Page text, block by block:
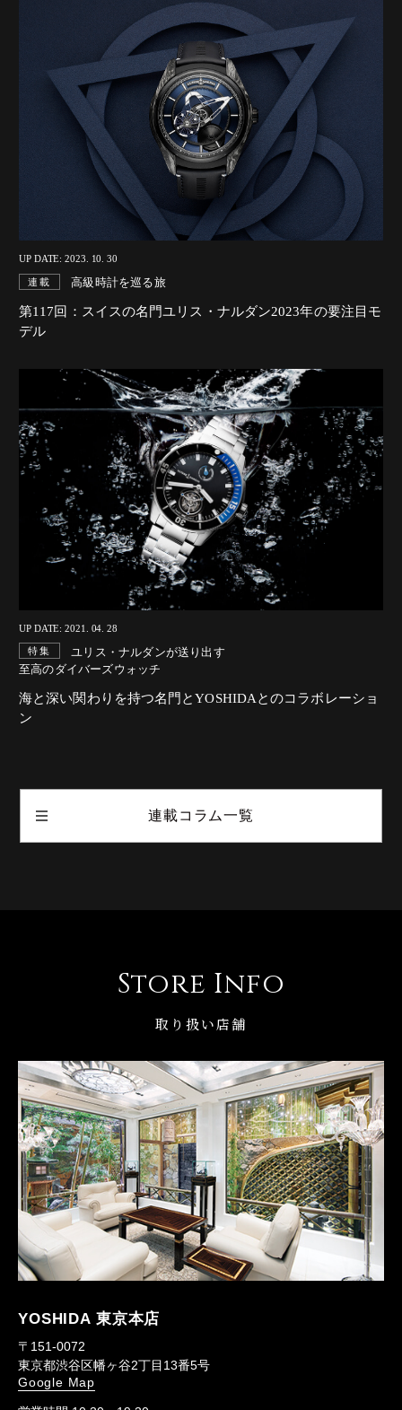
UP DATE: 2023. 10. 30
連載 高級時計を巡る旅
第117回：スイスの名門ユリス・ナルダン2023年の要注目モ
デル
UP DATE: 2021. 04. 28
特集
ユリス・ナルダンが送り出す
至高のダイバーズウォッチ
海と深い関わりを持つ名門とYOSHIDAとのコラボレーショ
ン
連載コラム一覧
Store Info
取り扱い店舗
YOSHIDA 東京本店
〒151-0072
東京都渋谷区幡ヶ谷2丁目13番5号
Google Map